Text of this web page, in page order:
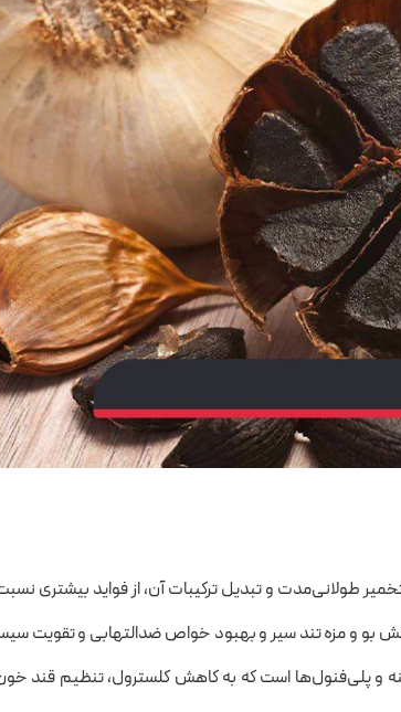
طولانی‌مدت و تبدیل ترکیبات آن، از فواید بیشتری
بو و مزه تند سیر و بهبود خواص ضدالتهابی و تقویت
و پلی‌فنول‌ها است که به کاهش کلسترول، تنظیم قند